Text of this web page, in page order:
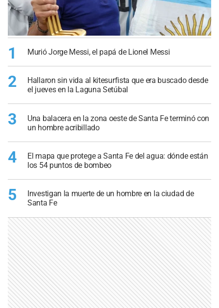
1 Murió Jorge Messi, el papá de Lionel Messi
2
Hallaron sin vida al kitesurfista que era buscado desde
el jueves en la Laguna Setúbal
3
Una balacera en la zona oeste de Santa Fe terminó con
un hombre acribillado
4
El mapa que protege a Santa Fe del agua: dónde están
los 54 puntos de bombeo
5
Investigan la muerte de un hombre en la ciudad de
Santa Fe